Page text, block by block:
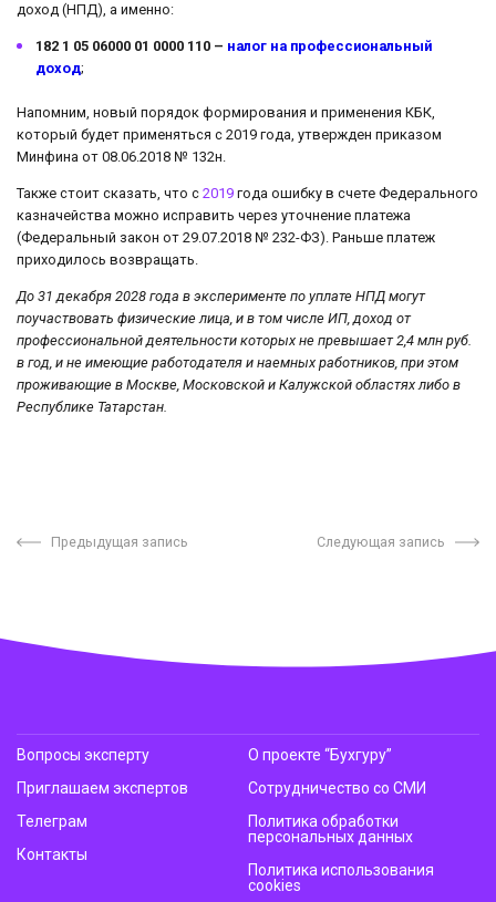
доход (НПД), а именно:
182 1 05 06000 01 0000 110 – налог на профессиональный
доход;
Напомним, новый порядок формирования и применения КБК,
который будет применяться с 2019 года, утвержден приказом
Минфина от 08.06.2018 № 132н.
Также стоит сказать, что с 2019 года ошибку в счете Федерального
казначейства можно исправить через уточнение платежа
(Федеральный закон от 29.07.2018 № 232-ФЗ). Раньше платеж
приходилось возвращать.
До 31 декабря 2028 года в эксперименте по уплате НПД могут
поучаствовать физические лица, и в том числе ИП, доход от
профессиональной деятельности которых не превышает 2,4 млн руб.
в год, и не имеющие работодателя и наемных работников, при этом
проживающие в Москве, Московской и Калужской областях либо в
Республике Татарстан.
Предыдущая запись Следующая запись
Вопросы эксперту
Приглашаем экспертов
Телеграм
Контакты
О проекте “Бухгуру”
Сотрудничество со СМИ
Политика обработки
персональных данных
Политика использования
cookies